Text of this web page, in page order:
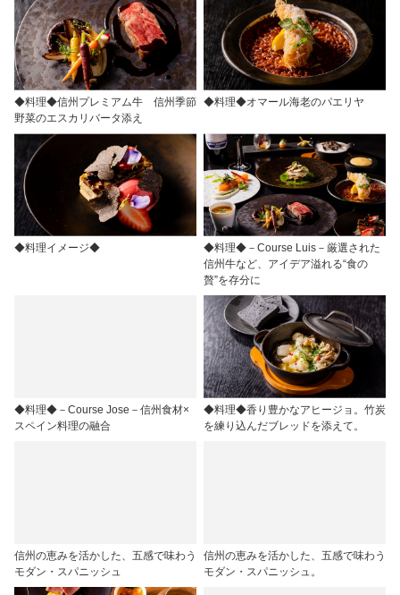
◆料理◆信州プレミアム牛 信州季節
野菜のエスカリバータ添え
◆料理◆オマール海老のパエリヤ
◆料理イメージ◆
◆料理◆－Course Luis－厳選された
信州牛など、アイデア溢れる“食の
贅”を存分に
◆料理◆－Course Jose－信州食材×
スペイン料理の融合
◆料理◆香り豊かなアヒージョ。竹炭
を練り込んだブレッドを添えて。
信州の恵みを活かした、五感で味わう
モダン・スパニッシュ
信州の恵みを活かした、五感で味わう
モダン・スパニッシュ。